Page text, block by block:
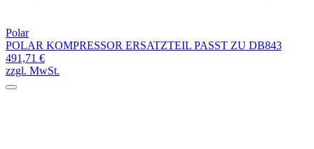
Polar
POLAR KOMPRESSOR ERSATZTEIL PASST ZU DB843
491,71 €
zzgl. MwSt.